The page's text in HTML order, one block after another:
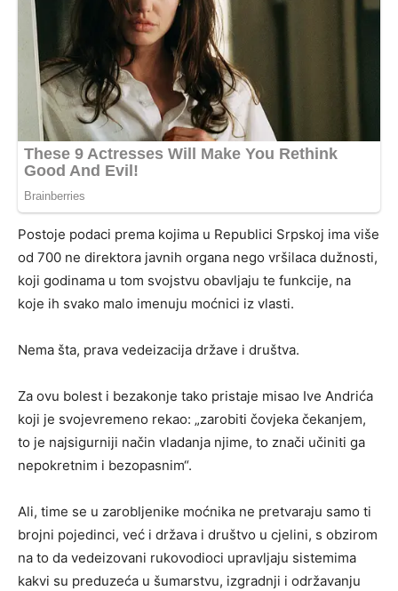
Postoje podaci prema kojima u Republici Srpskoj ima više
od 700 ne direktora javnih organa nego vršilaca dužnosti,
koji godinama u tom svojstvu obavljaju te funkcije, na
koje ih svako malo imenuju moćnici iz vlasti.
Nema šta, prava vedeizacija države i društva.
Za ovu bolest i bezakonje tako pristaje misao Ive Andrića
koji je svojevremeno rekao: „zarobiti čovjeka čekanjem,
to je najsigurniji način vladanja njime, to znači učiniti ga
nepokretnim i bezopasnim“.
Ali, time se u zarobljenike moćnika ne pretvaraju samo ti
brojni pojedinci, već i država i društvo u cjelini, s obzirom
na to da vedeizovani rukovodioci upravljaju sistemima
kakvi su preduzeća u šumarstvu, izgradnji i održavanju